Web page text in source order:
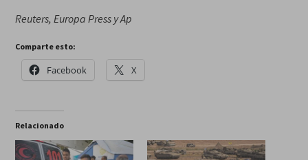
Reuters, Europa Press y Ap
Comparte esto:
Facebook X
Relacionado